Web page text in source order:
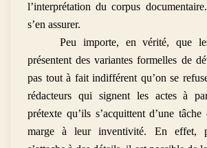
l’interprétation du corpus
s’en assurer.
Peu importe, en vérité, que
présentent des variantes formelles de
pas tout à fait indifférent qu’on se
rédacteurs qui signent les actes à
prétexte qu’ils s’acquittent d’une
marge à leur inventivité. En effet,